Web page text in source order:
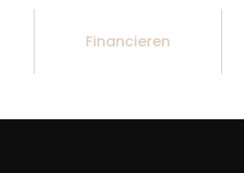
Financieren